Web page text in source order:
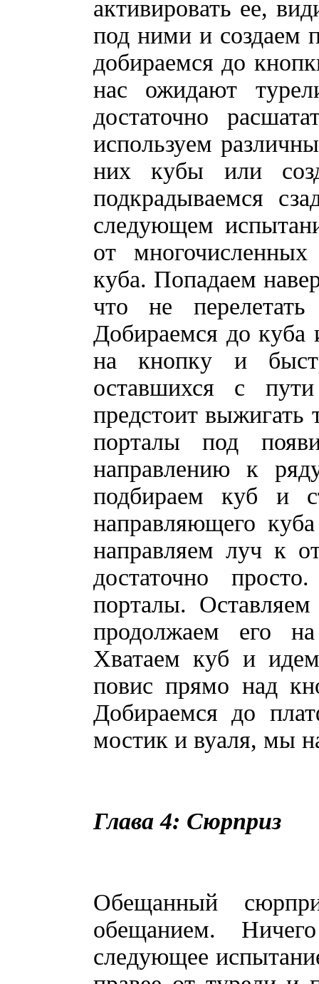
активировать ее,
под ними и создаем
добираемся до
нас ожидают
достаточно
используем
них кубы или
подкрадываемся
следующем
от
куба. Попадаем
что не
Добираемся до куба
на кнопку и
оставшихся с
предстоит выжигать
порталы под
направлению к
подбираем куб и
направляющего
направляем луч к
достаточно
порталы.
продолжаем его
Хватаем куб и
повис прямо над
Добираемся до
мостик и вуаля, мы
Глава 4: Сюрприз
Обещанный
обещанием.
следующее